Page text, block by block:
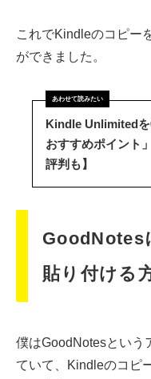
これでKindleのコピー
ができました。
Kindle Unlimited
おすすめポイント
評判も】
GoodNotes
貼り付ける
僕はGoodNotesという
ていて、Kindleのコピ